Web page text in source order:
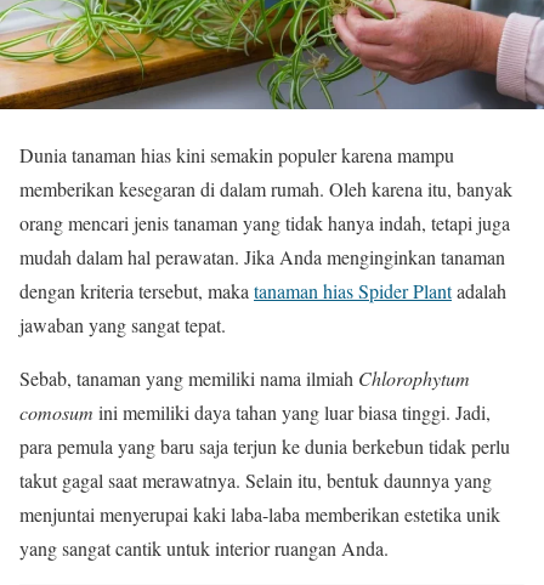
Dunia tanaman hias kini semakin populer karena mampu
memberikan kesegaran di dalam rumah. Oleh karena itu, banyak
orang mencari jenis tanaman yang tidak hanya indah, tetapi juga
mudah dalam hal perawatan. Jika Anda menginginkan tanaman
dengan kriteria tersebut, maka tanaman hias Spider Plantadalah
jawaban yang sangat tepat.
Sebab, tanaman yang memiliki nama ilmiah Chlorophytum
comosum ini memiliki daya tahan yang luar biasa tinggi. Jadi,
para pemula yang baru saja terjun ke dunia berkebun tidak perlu
takut gagal saat merawatnya. Selain itu, bentuk daunnya yang
menjuntai menyerupai kaki laba-laba memberikan estetika unik
yang sangat cantik untuk interior ruangan Anda.